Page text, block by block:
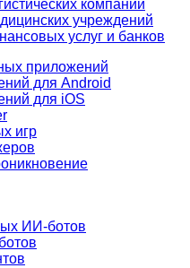
компаний
учреждений
услуг и банков
приложений
для Android
для iOS
игр
ИИ-ботов